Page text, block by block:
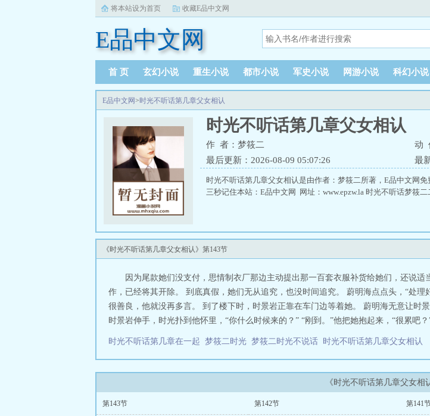
将本站设为首页 收藏E品中文网
E品中文网
首 页 玄幻小说 重生小说 都市小说 军史小说 网游小说 科幻小说
E品中文网>时光不听话第几章父女相认
时光不听话第几章父女相认
作 者：梦筱二 动
最后更新：2026-08-09 05:07:26
最
时光不听话第几章父女相认是由作者：梦筱二所著，E品中文网
三秒记住本站：E品中文网 网址：www.epzw.la 时光不听话梦筱
《时光不听话第几章父女相认》第143节
因为尾款她们没支付，思情制衣厂那边主动提出那一百套衣服补货给她们，还说
作，已经将其开除。 到底真假，她们无从追究，也没时间追究。 蔚明海点点头，“处
很善良，他就没再多言。 到了楼下时，时景岩正靠在车门边等着她。 蔚明海无意让时
时景岩伸手，时光扑到他怀里，“你什么时候来的？” “刚到。”他把她抱起来，“很累吧
时光不听话第几章在一起 梦筱二时光 梦筱二时光不说话 时光不听话第几章父女相认
《时光不听话第几章父女相
第143节 第142节 第141